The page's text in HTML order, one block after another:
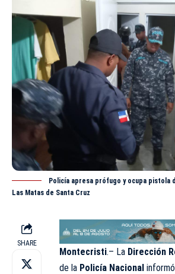
Policía apresa prófugo y ocupa pistola
Las Matas de Santa Cruz
SHARE
Montecristi.– La Dirección
de la Policía Nacional